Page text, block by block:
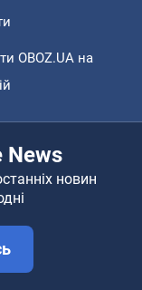
OBOZ.UA на
News
новин